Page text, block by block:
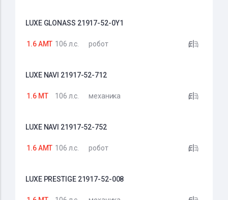
LUXE GLONASS 21917-52-0Y1
1.6 AMT 106 л.с. робот
LUXE NAVI 21917-52-712
1.6 MT 106 л.с. механика
LUXE NAVI 21917-52-752
1.6 AMT 106 л.с. робот
LUXE PRESTIGE 21917-52-008